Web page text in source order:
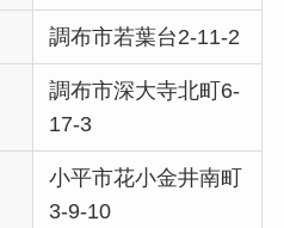
調布市若葉台2-11-2
調布市深大寺北町6-
17-3
小平市花小金井南町
3-9-10